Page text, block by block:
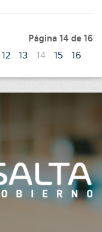
Página 14 de 16
12 13 14 15
16